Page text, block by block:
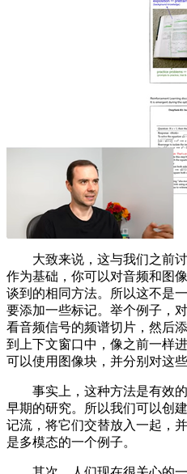
大致来说，这与我们之前讨
作为基础，你可以对音频和图
谈到的相同方法。所以这不是
要添加一些标记。举个例子，
看音频信号的频谱切片，然后
到上下文窗口中，像之前一样
可以使用图像块，并分别对这些
事实上，这种方法是有效的
早期的研究。所以我们可以创
记流，将它们交替放入一起，
是多模态的一个例子。